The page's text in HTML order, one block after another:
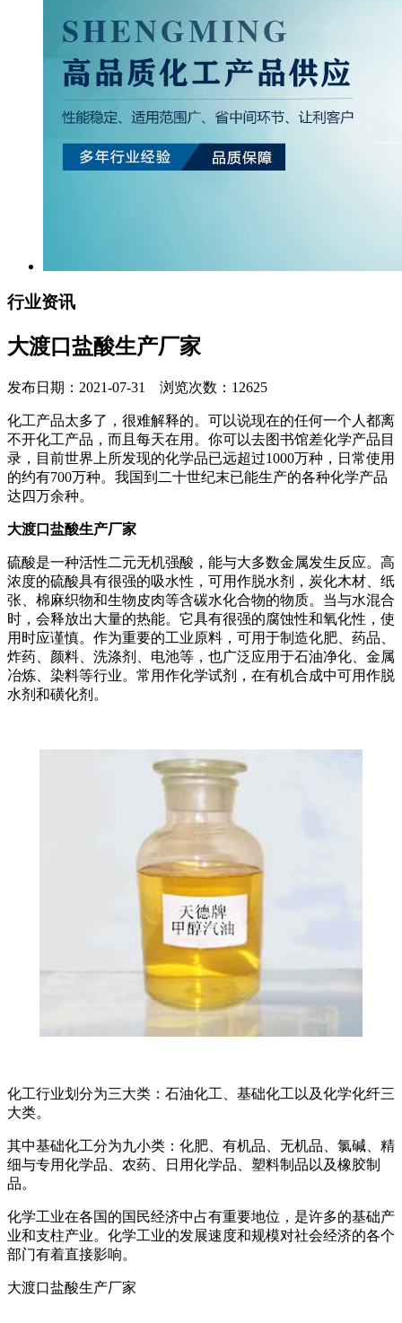
行业资讯
大渡口盐酸生产厂家
发布日期：2021-07-31 浏览次数：12625
化工产品太多了，很难解释的。可以说现在的任何一个人都离
不开化工产品，而且每天在用。你可以去图书馆差化学产品目
录，目前世界上所发现的化学品已远超过1000万种，日常使用
的约有700万种。我国到二十世纪末已能生产的各种化学产品
达四万余种。
大渡口盐酸生产厂家
硫酸是一种活性二元无机强酸，能与大多数金属发生反应。高
浓度的硫酸具有很强的吸水性，可用作脱水剂，炭化木材、纸
张、棉麻织物和生物皮肉等含碳水化合物的物质。当与水混合
时，会释放出大量的热能。它具有很强的腐蚀性和氧化性，使
用时应谨慎。作为重要的工业原料，可用于制造化肥、药品、
炸药、颜料、洗涤剂、电池等，也广泛应用于石油净化、金属
冶炼、染料等行业。常用作化学试剂，在有机合成中可用作脱
水剂和磺化剂。
化工行业划分为三大类：石油化工、基础化工以及化学化纤三
大类。
其中基础化工分为九小类：化肥、有机品、无机品、氯碱、精
细与专用化学品、农药、日用化学品、塑料制品以及橡胶制
品。
化学工业在各国的国民经济中占有重要地位，是许多的基础产
业和支柱产业。化学工业的发展速度和规模对社会经济的各个
部门有着直接影响。
大渡口盐酸生产厂家